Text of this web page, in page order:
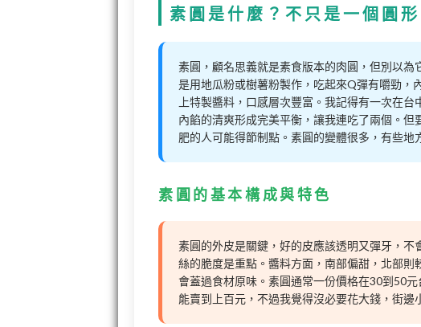
素圓是什麼？不只是一個圓
素圓，顧名思義就是素食版本的肉圓，但別以
是用地瓜粉或樹薯粉製作，吃起來Q彈有嚼勁，
上特製醬料，口感層次豐富。我記得有一次在
內餡的清爽形成完美平衡，讓我連吃了兩個。
肥的人可能得節制點。素圓的變體很多，有些地
素圓的基本構成與特色
素圓的外皮是關鍵，好的皮應該透明又彈牙，
絲的脆度是重點。醬料方面，南部偏甜，北部
會蓋過食材原味。素圓通常一份價格在30到50
能賣到上百元，不過我覺得沒必要花大錢，街邊